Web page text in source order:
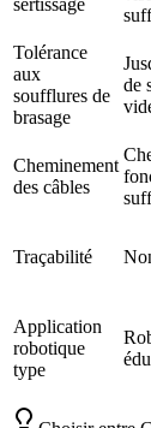
sertissage
Tolérance
aux
soufflures de
brasage
de
Cheminement
des câbles
Traçabilité
Application
robotique
type